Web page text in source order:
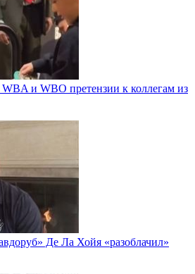
и WBO претензии к коллегам из
Де Ла Хойя «разоблачил»